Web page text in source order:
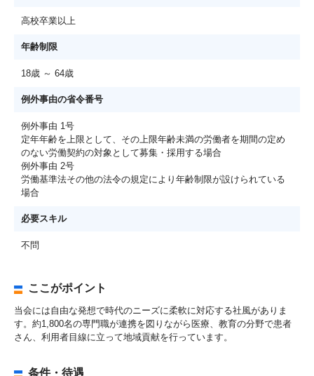
高校卒業以上
年齢制限
18歳 ～ 64歳
例外事由の省令番号
例外事由 1号
定年年齢を上限として、その上限年齢未満の労働者を期間の定め
のない労働契約の対象として募集・採用する場合
例外事由 2号
労働基準法その他の法令の規定により年齢制限が設けられている
場合
必要スキル
不問
ここがポイント
当会には自由な発想で時代のニーズに柔軟に対応する社風がありま
す。約1,800名の専門職が連携を図りながら医療、教育の分野で患者
さん、利用者目線に立って地域貢献を行っています。
条件・待遇